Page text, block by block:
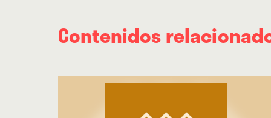
Contenidos